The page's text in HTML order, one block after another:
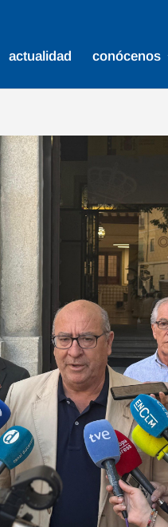
actualidad conócenos